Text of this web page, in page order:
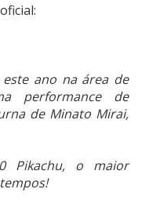
ano na área de
performance de
de Minato Mirai,
Pikachu, o maior